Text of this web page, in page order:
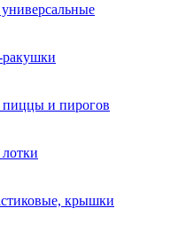
пиццы и пирогов
крышки